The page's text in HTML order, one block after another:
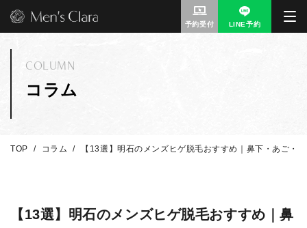
予約受付 LINE予約
コラム
COLUMN
TOP コラム 【13選】明石のメンズヒゲ脱毛おすすめ｜鼻下・あご・
【13選】明石のメンズヒゲ脱毛おすすめ｜鼻